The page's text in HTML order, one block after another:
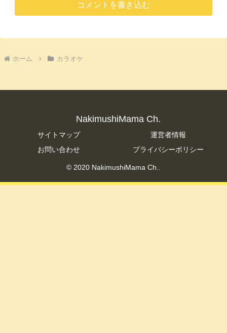
コメントを書き込む
ホーム カラオケ
NakimushiMama Ch.
サイトマップ
運営者情報
お問い合わせ
プライバシーポリシー
© 2020 NakimushiMama Ch..